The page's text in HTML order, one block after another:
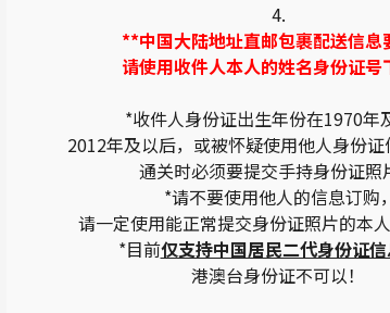
4.
**中国大陆地址直邮包裹配送信息
请使用收件人本人的姓名身份证
*收件人身份证出生年份在1970年
2012年及以后，或被怀疑使用他人身份证
通关时必须要提交手持身份证照
*请不要使用他人的信息订购，
请一定使用能正常提交身份证照片的本人
*目前仅支持中国居民二代身份证
港澳台身份证不可以！